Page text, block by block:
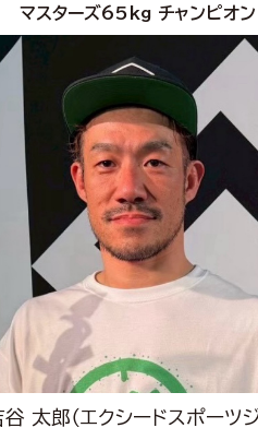
マスターズ65kg チャンピオン
太郎（エクシードスポーツジ